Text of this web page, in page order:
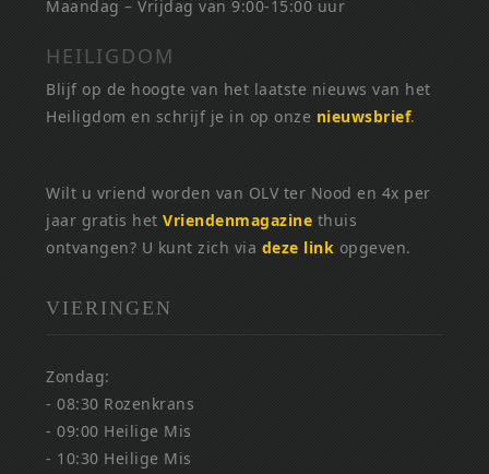
Maandag – Vrijdag van 9:00-15:00 uur
HEILIGDOM
Blijf op de hoogte van het laatste nieuws van het
Heiligdom en schrijf je in op onze nieuwsbrief.
Wilt u vriend worden van OLV ter Nood en 4x per
jaar gratis hetVriendenmagazine thuis
ontvangen? U kunt zich via deze link opgeven.
VIERINGEN
Zondag:
- 08:30 Rozenkrans
- 09:00 Heilige Mis
- 10:30 Heilige Mis